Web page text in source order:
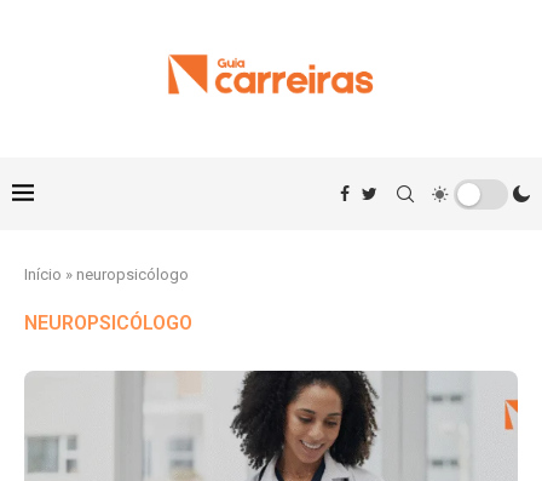
Início » neuropsicólogo
NEUROPSICÓLOGO